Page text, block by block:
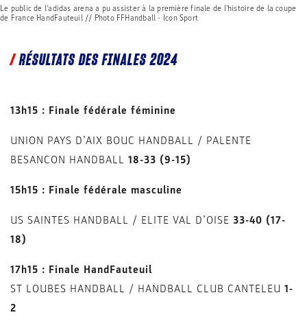
Le public de l'adidas arena a pu assister à la première finale de l'histoire de la coupe
de France HandFauteuil // Photo FFHandball - Icon Sport
RÉSULTATS DES FINALES 2024
13h15 : Finale fédérale féminine
UNION PAYS D’AIX BOUC HANDBALL / PALENTE
BESANCON HANDBALL 18-33 (9-15)
15h15 : Finale fédérale masculine
US SAINTES HANDBALL / ELITE VAL D’OISE 33-40 (17-
18)
17h15 : Finale HandFauteuil
ST LOUBES HANDBALL / HANDBALL CLUB CANTELEU 1-
2